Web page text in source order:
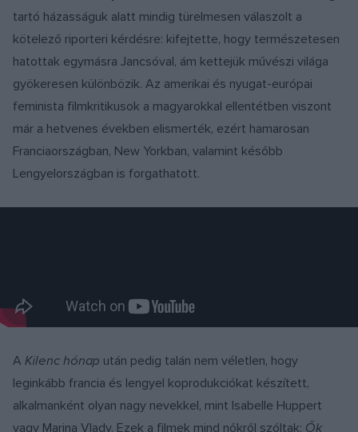
tartó házasságuk alatt mindig türelmesen válaszolt a
kötelező riporteri kérdésre: kifejtette, hogy természetesen
hatottak egymásra Jancsóval, ám kettejük művészi világa
gyökeresen különbözik. Az amerikai és nyugat-európai
feminista filmkritikusok a magyarokkal ellentétben viszont
már a hetvenes években elismerték, ezért hamarosan
Franciaországban, New Yorkban, valamint később
Lengyelországban is forgathatott.
A Kilenc hónap után pedig talán nem véletlen, hogy
leginkább francia és lengyel koprodukciókat készített,
alkalmanként olyan nagy nevekkel, mint Isabelle Huppert
vagy Marina Vlady. Ezek a filmek mind nőkről szóltak: Ők